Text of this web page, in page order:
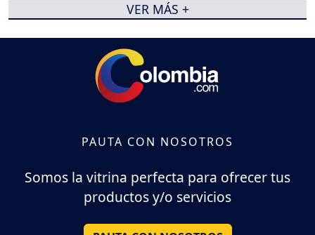
VER MÁS +
PAUTA CON NOSOTROS
Somos la vitrina perfecta para ofrecer tus
productos y/o servicios